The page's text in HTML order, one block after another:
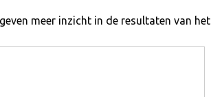
meer inzicht in de resultaten van het